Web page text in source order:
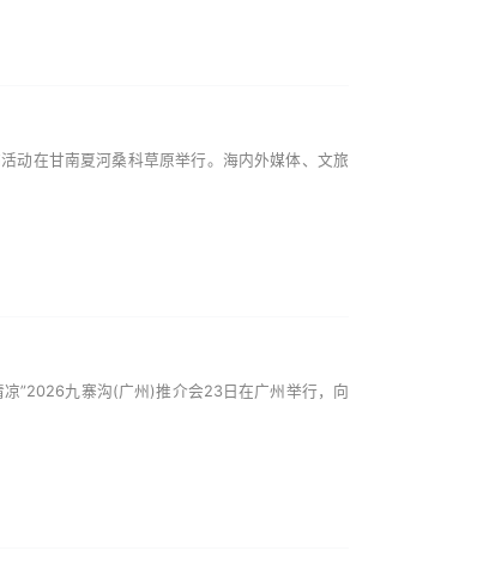
动在甘南夏河桑科草原举行。海内外媒体、文旅
”2026九寨沟(广州)推介会23日在广州举行，向